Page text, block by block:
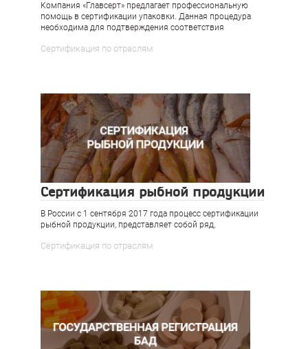
Компания «Главсерт» предлагает профессиональную
помощь в сертификации упаковки. Данная процедура
необходима для подтверждения соответствия
Сертификация по отраслям
Сертификация рыбной продукции
В России с 1 сентября 2017 года процесс сертификации
рыбной продукции, представляет собой ряд,
Сертификация по отраслям